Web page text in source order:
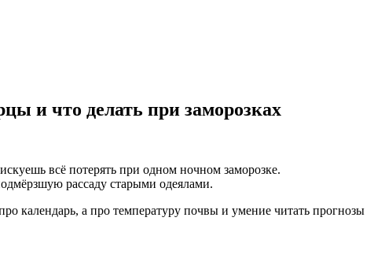
и что делать при заморозках
всё потерять при одном ночном заморозке.
рассаду старыми одеялами.
календарь, а про температуру почвы и умение читать прогнозы